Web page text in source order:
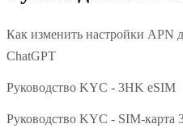
Как изменить настройки APN
ChatGPT
Руководство KYC - 3HK eSIM
Руководство KYC - SIM-карта